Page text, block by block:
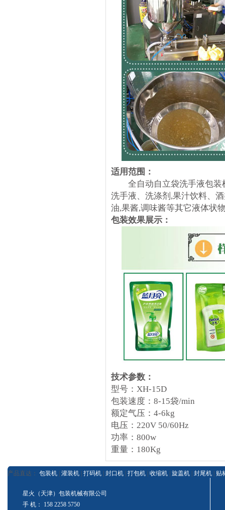
适用范围：
全自动自立袋洗手液包装
洗手液、洗涤剂,果汁饮料、
油,果酱,调味酱等其它液体状
包装效果展示：
技术参数：
型号：XH-15D
包装速度：8-15袋/min
额定气压：4-6kg
电压：220V 50/60Hz
功率：800w
重量：180Kg
产品直达： 包装机 灌装机 打码机 封口机 打包机 收缩机 旋盖机 封尾机 贴
星火（天津）包装机械有限公司
手 机： 158 2258 5750